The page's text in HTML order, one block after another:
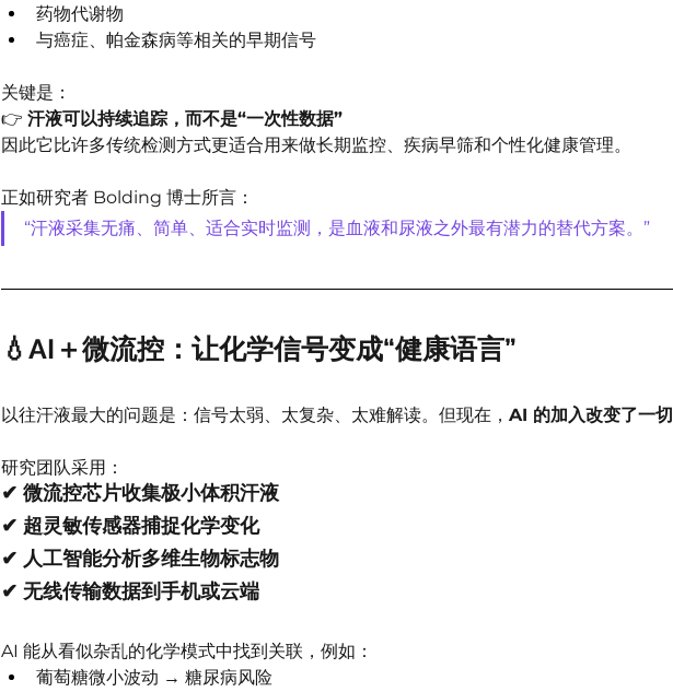
药物代谢物
与癌症、帕金森病等相关的早期信号
关键是：
👉 汗液可以持续追踪，而不是“一次性数据”
因此它比许多传统检测方式更适合用来做长期监控、疾病早筛和个性化健康管理。
正如研究者 Bolding 博士所言：
“汗液采集无痛、简单、适合实时监测，是血液和尿液之外最有潜力的替代方案。”
💧AI＋微流控：让化学信号变成“健康语言”
以往汗液最大的问题是：信号太弱、太复杂、太难解读。但现在， AI 的加入改变了一
研究团队采用：
✔ 微流控芯片收集极小体积汗液
✔ 超灵敏传感器捕捉化学变化
✔ 人工智能分析多维生物标志物
✔ 无线传输数据到手机或云端
AI 能从看似杂乱的化学模式中找到关联，例如：
葡萄糖微小波动 → 糖尿病风险